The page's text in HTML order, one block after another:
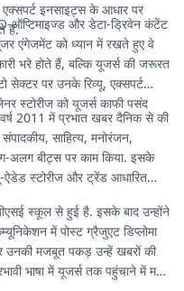
इनसाइट्स के आधार पर
हैं.ऑप्टिमाइज्ड और डेटा-ड्रिवेन कंटेंट
एंगेजमेंट को ध्यान में रखते हुए वे
भरे होते हैं, बल्कि यूजर्स की जरूरत
पर उनके रिव्यू, एक्सपर्ट
स्टोरीज को यूजर्स काफी पसंद
2011 में प्रभात खबर दैनिक से की
साहित्य, मनोरंजन,
अलग बीट्स पर काम किया. इसके
ऐडेड स्टोरीज और ट्रेंड आधारित
स्कूल से हुई है. इसके बाद उन्होंने
में पोस्ट ग्रैजुएट डिप्लोमा
उनकी मजबूत पकड़ उन्हें खबरों की
भाषा में यूजर्स तक पहुंचाने में मदद